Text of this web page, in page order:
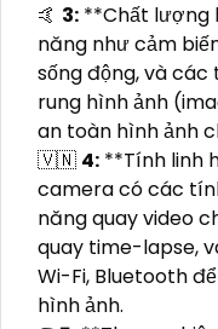
️🤙 3: **Chất lượng
năng như cảm
sống động, và
rung hình ảnh
an toàn hình ảnh
🇻🇳 4: **Tính linh
camera có các
năng quay video
quay time-lapse,
Wi-Fi, Bluetooth
hình ảnh.